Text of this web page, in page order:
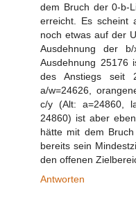
dem Bruch der 0-b-
erreicht. Es scheint
noch etwas auf der
Ausdehnung der
Ausdehnung 25176
des Anstiegs seit
a/w=24626,
c/y (Alt: a=24860,
24860) ist aber
hätte mit dem
bereits sein
den offenen
Antworten